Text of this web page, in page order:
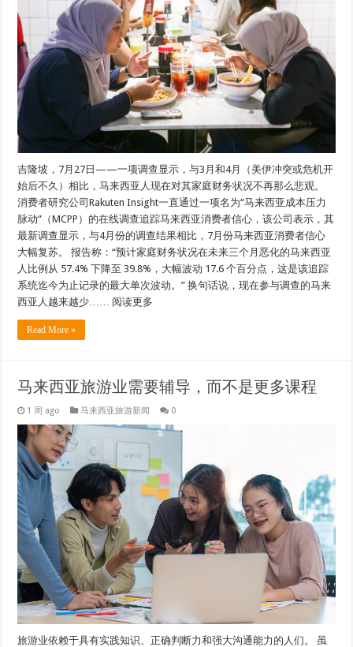
吉隆坡，7月27日——一项调查显示，与3月和4月（美伊冲突或危机开
始后不久）相比，马来西亚人现在对其家庭财务状况不再那么悲观。
消费者研究公司Rakuten Insight一直通过一项名为“马来西亚成本压力
脉动”（MCPP）的在线调查追踪马来西亚消费者信心，该公司表示，其
最新调查显示，与4月份的调查结果相比，7月份马来西亚消费者信心
大幅复苏。 报告称：“预计家庭财务状况在未来三个月恶化的马来西亚
人比例从 57.4% 下降至 39.8%，大幅波动 17.6 个百分点，这是该追踪
系统迄今为止记录的最大单次波动。” 换句话说，现在参与调查的马来
西亚人越来越少…… 阅读更多
Read More »
马来西亚旅游业需要辅导，而不是更多课程
1 周 ago 马来西亚旅游新闻 0
旅游业依赖于具有实践知识、正确判断力和强大沟通能力的人们。 虽